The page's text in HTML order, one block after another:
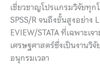
เชี่ยวชาญโปรแกรมวิจัยทุ
SPSS/R จนถึงขั้นสูงอย่าง
EVIEW/STATA ที่เฉพาะเ
เศรษฐศาสตร์ซึ่งเป็นงานวิ
อนุกรมเวลา